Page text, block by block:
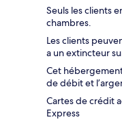
Seuls les clients
chambres.
Les clients
a un extincteur
Cet
de débit et
Cartes de crédit
Express